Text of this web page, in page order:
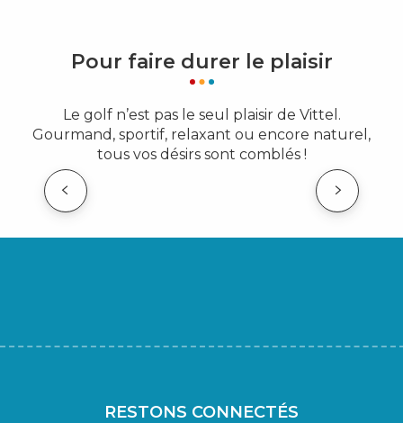
Pour faire durer le plaisir
Le golf n’est pas le seul plaisir de Vittel.
Gourmand, sportif, relaxant ou encore naturel,
tous vos désirs sont comblés !
RESTONS CONNECTÉS